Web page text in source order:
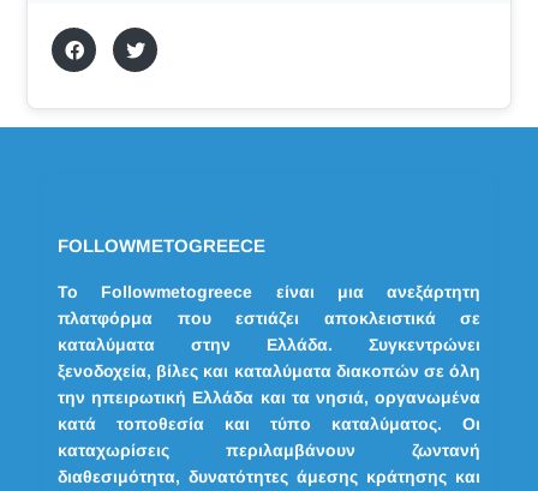
FOLLOWMETOGREECE
Το Followmetogreece είναι μια ανεξάρτητη
πλατφόρμα που εστιάζει αποκλειστικά σε
καταλύματα στην Ελλάδα. Συγκεντρώνει
ξενοδοχεία, βίλες και καταλύματα διακοπών σε όλη
την ηπειρωτική Ελλάδα και τα νησιά, οργανωμένα
κατά τοποθεσία και τύπο καταλύματος. Οι
καταχωρίσεις περιλαμβάνουν ζωντανή
διαθεσιμότητα, δυνατότητες άμεσης κράτησης και